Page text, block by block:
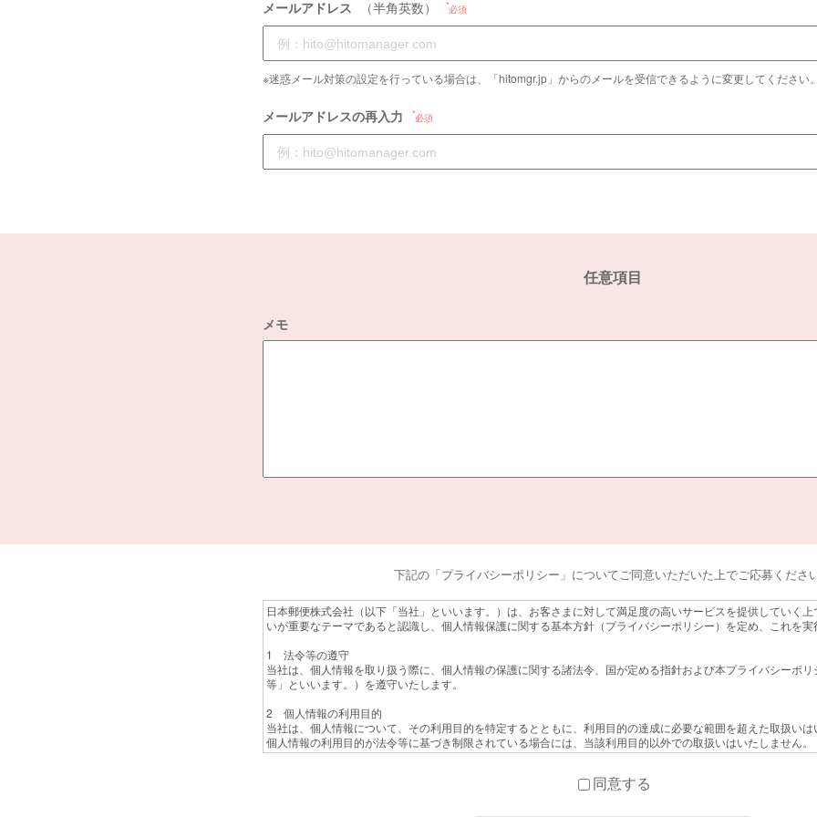
メールアドレス （半角英数） 必須
※迷惑メール対策の設定を行っている場合は、「hitomgr.jp」からのメールを受信できるように変更してください
メールアドレスの再入力 必須
任意項目
メモ
下記の「プライバシーポリシー」についてご同意いただいた上でご応募くださ
日本郵便株式会社（以下「当社」といいます。）は、お客さまに対して満足度の高いサービスを提供していく
いが重要なテーマであると認識し、個人情報保護に関する基本方針（プライバシーポリシー）を定め、これを
1 法令等の遵守
当社は、個人情報を取り扱う際に、個人情報の保護に関する諸法令、国が定める指針および本プライバシーポ
等」といいます。）を遵守いたします。
2 個人情報の利用目的
当社は、個人情報について、その利用目的を特定するとともに、利用目的の達成に必要な範囲を超えた取扱い
個人情報の利用目的が法令等に基づき制限されている場合には、当該利用目的以外での取扱いはいたしません。
なお、個人番号については、法令に定める利用目的の範囲内で取り扱います。
同意する